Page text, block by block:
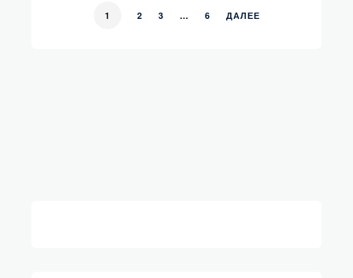
1 2 3 … 6 ДАЛЕЕ